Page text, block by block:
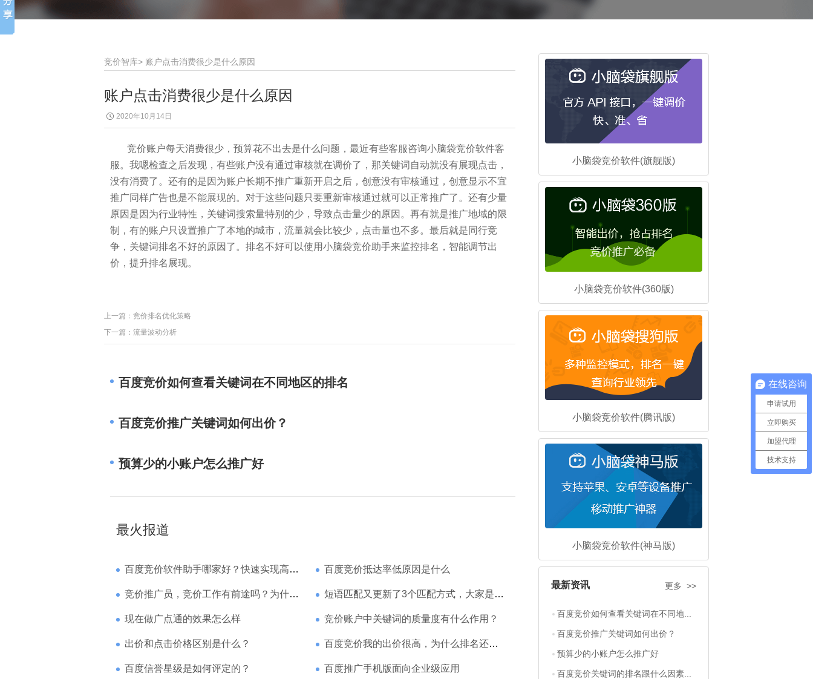
小脑袋竞价软件(旗舰版)
小脑袋竞价软件(360版)
小脑袋竞价软件(腾讯版)
小脑袋竞价软件(神马版)
最新资讯 更多 >>
百度竞价如何查看关键词在不同地...
百度竞价推广关键词如何出价？
预算少的小账户怎么推广好
百度竞价关键词的排名跟什么因素...
竞价智库> 账户点击消费很少是什么原因
账户点击消费很少是什么原因
2020年10月14日
竞价账户每天消费很少，预算花不出去是什么问题，最近有些客服咨询小脑袋竞价软件客
服。我嗯检查之后发现，有些账户没有通过审核就在调价了，那关键词自动就没有展现点击，
没有消费了。还有的是因为账户长期不推广重新开启之后，创意没有审核通过，创意显示不宜
推广同样广告也是不能展现的。对于这些问题只要重新审核通过就可以正常推广了。还有少量
原因是因为行业特性，关键词搜索量特别的少，导致点击量少的原因。再有就是推广地域的限
制，有的账户只设置推广了本地的城市，流量就会比较少，点击量也不多。最后就是同行竞
争，关键词排名不好的原因了。排名不好可以使用小脑袋竞价助手来监控排名，智能调节出
价，提升排名展现。
上一篇： 竞价排名优化策略
下一篇： 流量波动分析
百度竞价如何查看关键词在不同地区的排名
百度竞价推广关键词如何出价？
预算少的小账户怎么推广好
最火报道
百度竞价软件助手哪家好？快速实现高回报哪家强？ 百度竞价抵达率低原因是什么
竞价推广员，竞价工作有前途吗？为什么待遇那么高 短语匹配又更新了3个匹配方式，大家是如何理解的
现在做广点通的效果怎么样 竞价账户中关键词的质量度有什么作用？
出价和点击价格区别是什么？ 百度竞价我的出价很高，为什么排名还是靠后
百度信誉星级是如何评定的？ 百度推广手机版面向企业级应用
在线咨询
申请试用
立即购买
加盟代理
技术支持